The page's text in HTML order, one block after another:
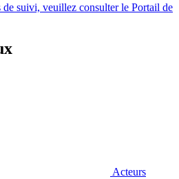
de suivi, veuillez consulter le Portail de
Acteurs